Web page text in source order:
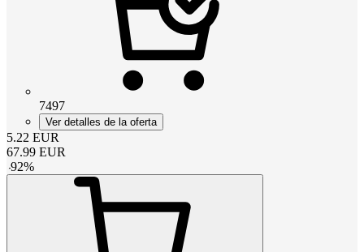
7497
Ver detalles de la oferta
5.22 EUR
67.99 EUR
-92%